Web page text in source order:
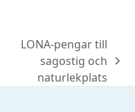
LONA-pengar till
sagostig och
naturlekplats